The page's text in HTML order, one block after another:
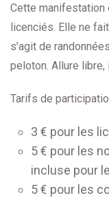
Cette manifestation
licenciés. Elle ne
s’agit de
peloton. Allure
Tarifs de
3 € pour les
5 € pour les
incluse pour
5 € pour les